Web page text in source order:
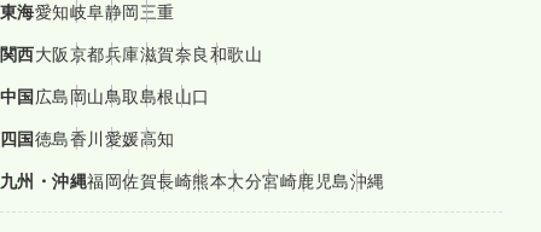
東海愛知岐阜静岡三重
関西大阪京都兵庫滋賀奈良和歌山
中国広島岡山鳥取島根山口
四国徳島香川愛媛高知
九州・沖縄福岡佐賀長崎熊本大分宮崎鹿児島沖縄